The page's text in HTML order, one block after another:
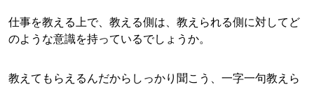
仕事を教える上で、教える側は、教えられる側に対してど
のような意識を持っているでしょうか。
教えてもらえるんだからしっかり聞こう、一字一句教えら